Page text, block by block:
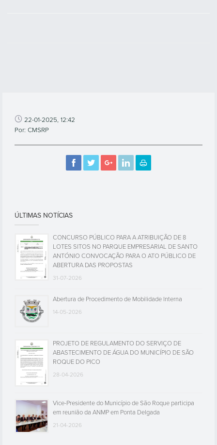
22-01-2025, 12:42
Por: CMSRP
ÚLTIMAS NOTÍCIAS
CONCURSO PÚBLICO PARA A ATRIBUIÇÃO DE 8
LOTES SITOS NO PARQUE EMPRESARIAL DE SANTO
ANTÓNIO CONVOCAÇÃO PARA O ATO PÚBLICO DE
ABERTURA DAS PROPOSTAS
31-07-2026
Abertura de Procedimento de Mobilidade Interna
14-05-2026
PROJETO DE REGULAMENTO DO SERVIÇO DE
ABASTECIMENTO DE ÁGUA DO MUNICÍPIO DE SÃO
ROQUE DO PICO
28-04-2026
Vice-Presidente do Município de São Roque participa
em reunião da ANMP em Ponta Delgada
21-04-2026